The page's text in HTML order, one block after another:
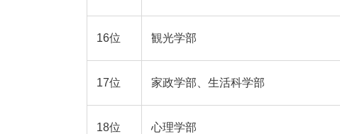
16位 観光学部
17位 家政学部、生活科学部
18位 心理学部